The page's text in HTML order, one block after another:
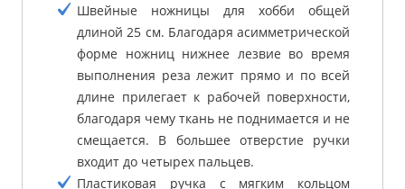
Швейные ножницы для хобби общей
длиной 25 см. Благодаря асимметрической
форме ножниц нижнее лезвие во время
выполнения реза лежит прямо и по всей
длине прилегает к рабочей поверхности,
благодаря чему ткань не поднимается и не
смещается. В большее отверстие ручки
входит до четырех пальцев.
Пластиковая ручка с мягким кольцом